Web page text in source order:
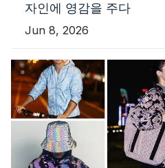
자인에 영감을 주다
Jun 8, 2026